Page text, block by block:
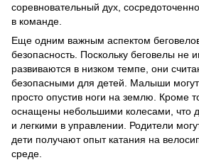
соревновательный дух,
в команде.
Еще одним важным аспектом
безопасность. Поскольку беговелы не
развиваются в низком темпе, они
безопасными для детей. Малыши могут
просто опустив ноги на землю. Кроме
оснащены небольшими колесами, что
и легкими в управлении. Родители
дети получают опыт катания на
среде.